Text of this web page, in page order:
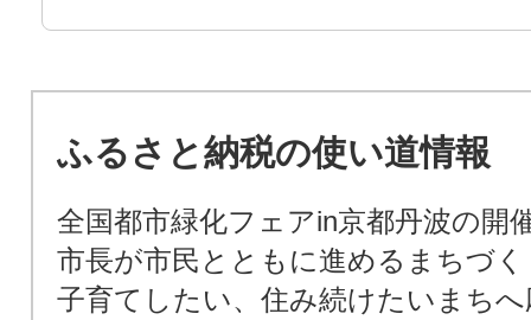
ふるさと納税の使い道情報
全国都市緑化フェアin京都丹波の開
市長が市民とともに進めるまちづ
子育てしたい、住み続けたいまちへ